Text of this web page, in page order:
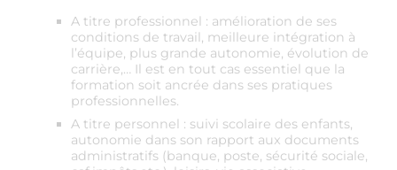
A titre professionnel : amélioration de ses
conditions de travail, meilleure intégration à
l’équipe, plus grande autonomie, évolution de
carrière,… Il est en tout cas essentiel que la
formation soit ancrée dans ses pratiques
professionnelles.
A titre personnel : suivi scolaire des enfants,
autonomie dans son rapport aux documents
administratifs (banque, poste, sécurité sociale,